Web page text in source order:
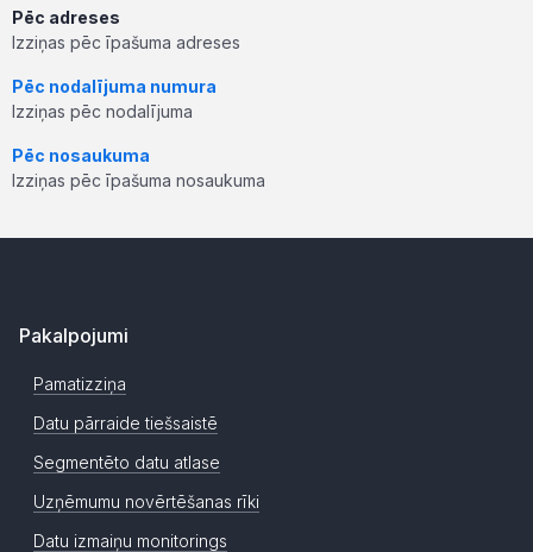
Pēc adreses
Izziņas pēc īpašuma adreses
Pēc nodalījuma numura
Izziņas pēc nodalījuma
Pēc nosaukuma
Izziņas pēc īpašuma nosaukuma
Pakalpojumi
Pamatizziņa
Datu pārraide tiešsaistē
Segmentēto datu atlase
Uzņēmumu novērtēšanas rīki
Datu izmaiņu monitorings